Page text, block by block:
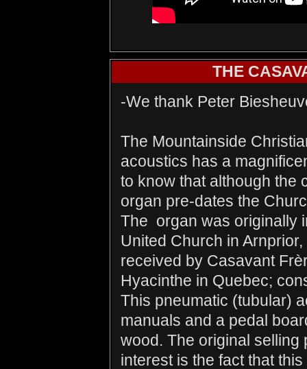
THE
-We thank Peter
The Mountainside
acoustics has a
to know that although the
organ pre-dates the
The organ was originally
United Church in
received by Casavant
Hyacinthe in Quebec;
This pneumatic (tubular)
manuals and a pedal
wood. The original selling
interest is the fact that